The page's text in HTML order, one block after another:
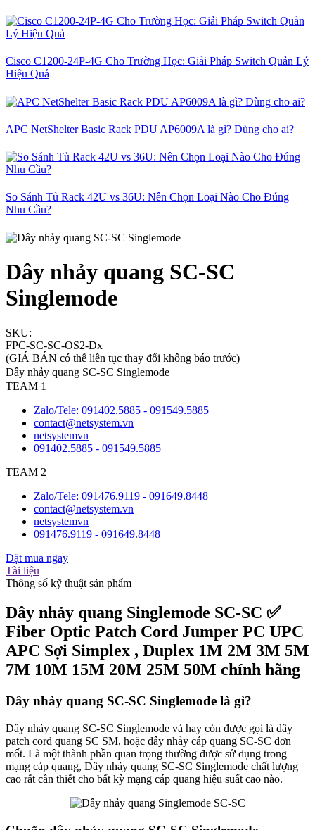
Cisco C1200-24P-4G Cho Trường Học: Giải Pháp Switch Quản Lý
Hiệu Quả
APC NetShelter Basic Rack PDU AP6009A là gì? Dùng cho ai?
So Sánh Tủ Rack 42U vs 36U: Nên Chọn Loại Nào Cho Đúng
Nhu Cầu?
Dây nhảy quang SC-SC
Singlemode
SKU:
FPC-SC-SC-OS2-Dx
(GIÁ BÁN có thể liên tục thay đổi không báo trước)
Dây nhảy quang SC-SC Singlemode
TEAM 1
Zalo/Tele: 091402.5885 - 091549.5885
contact@netsystem.vn
netsystemvn
091402.5885 - 091549.5885
TEAM 2
Zalo/Tele: 091476.9119 - 091649.8448
contact@netsystem.vn
netsystemvn
091476.9119 - 091649.8448
Đặt mua ngay
Tài liệu
Thông số kỹ thuật sản phẩm
Dây nhảy quang Singlemode SC-SC ✅
Fiber Optic Patch Cord Jumper PC UPC
APC Sợi Simplex , Duplex 1M 2M 3M 5M
7M 10M 15M 20M 25M 50M chính hãng
Dây nhảy quang SC-SC Singlemode là gì?
Dây nhảy quang SC-SC Singlemode vá hay còn được gọi là dây
patch cord quang SC SM, hoặc dây nhảy cáp quang SC-SC đơn
mốt. Là một thành phần quan trọng thường được sử dụng trong
mạng cáp quang, Dây nhảy quang SC-SC Singlemode chất lượng
cao rất cần thiết cho bất kỳ mạng cáp quang hiệu suất cao nào.